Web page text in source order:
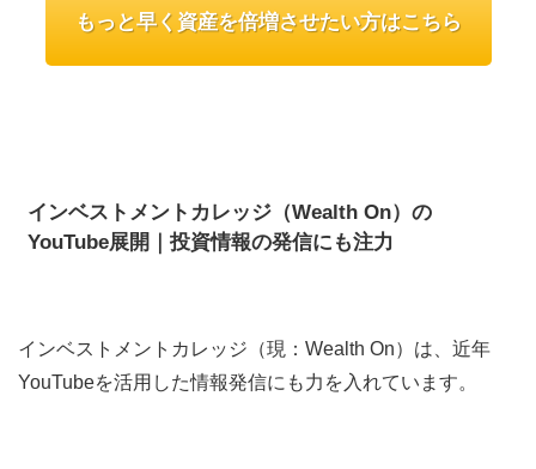
もっと早く資産を倍増させたい方はこちら
インベストメントカレッジ（Wealth On）の
YouTube展開｜投資情報の発信にも注力
インベストメントカレッジ（現：Wealth On）は、近年
YouTubeを活用した情報発信にも力を入れています。